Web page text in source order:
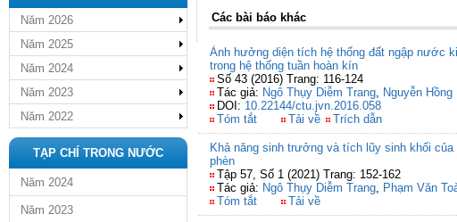
Năm 2026
Năm 2025
Năm 2024
Năm 2023
Năm 2022
TẠP CHÍ TRONG NƯỚC
Năm 2024
Năm 2023
Các bài báo khác
Ảnh hưởng diện tích hệ thống đất ngập nước
trong hệ thống tuần hoàn kín
Số 43 (2016) Trang: 116-124
Tác giả: Ngô Thụy Diễm Trang, Nguyễn Hồng
DOI: 10.22144/ctu.jvn.2016.058
Tóm tắt
Tải về Trích dẫn
Khả năng sinh trưởng và tích lũy sinh khối
phèn
Tập 57, Số 1 (2021) Trang: 152-162
Tác giả: Ngô Thụy Diễm Trang, Phạm Văn
Tóm tắt
Tải về